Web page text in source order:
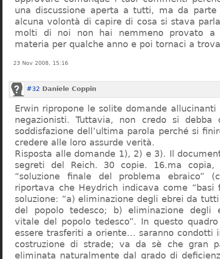
una discussione aperta a tutti, ma da parte
alcuna volontà di capire di cosa si stava
molti di noi non hai nemmeno provato a
materia per qualche anno e poi tornaci a
23 Nov 2008, 15:16
#32 Daniele Coppin
Erwin ripropone le solite domande
negazionisti. Tuttavia, non credo si debba
soddisfazione dell’ultima parola perché si
credere alle loro assurde verità.
Risposta alle domande 1), 2) e 3). Il
segreti del Reich. 30 copie. 16.ma copia,
“soluzione finale del problema ebraico”
riportava che Heydrich indicava come “basi
soluzione: “a) eliminazione degli ebrei da
del popolo tedesco; b) eliminazione degli
vitale del popolo tedesco”. In questo
essere trasferiti a oriente… saranno condotti
costruzione di strade; va da sè che gran
eliminata naturalmente dal grado di